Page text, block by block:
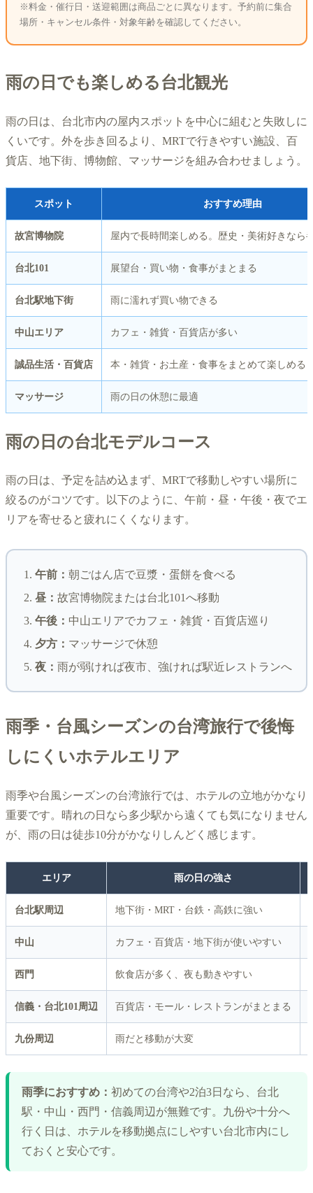
※料金・催行日・送迎範囲は商品ごとに異なります。予約前に集合
場所・キャンセル条件・対象年齢を確認してください。
雨の日でも楽しめる台北観光
雨の日は、台北市内の屋内スポットを中心に組むと失敗しに
くいです。外を歩き回るより、MRTで行きやすい施設、百
貨店、地下街、博物館、マッサージを組み合わせましょう。
スポット おすすめ理由
故宮博物院 屋内で長時間楽しめる。歴史・美術好きなら
台北101 展望台・買い物・食事がまとまる
台北駅地下街 雨に濡れず買い物できる
中山エリア カフェ・雑貨・百貨店が多い
誠品生活・百貨店 本・雑貨・お土産・食事をまとめて楽しめる
マッサージ 雨の日の休憩に最適
雨の日の台北モデルコース
雨の日は、予定を詰め込まず、MRTで移動しやすい場所に
絞るのがコツです。以下のように、午前・昼・午後・夜でエ
リアを寄せると疲れにくくなります。
午前： 朝ごはん店で豆漿・蛋餅を食べる
昼： 故宮博物院または台北101へ移動
午後： 中山エリアでカフェ・雑貨・百貨店巡り
夕方： マッサージで休憩
夜： 雨が弱ければ夜市、強ければ駅近レストランへ
雨季・台風シーズンの台湾旅行で後悔
しにくいホテルエリア
雨季や台風シーズンの台湾旅行では、ホテルの立地がかなり
重要です。晴れの日なら多少駅から遠くても気になりません
が、雨の日は徒歩10分がかなりしんどく感じます。
エリア 雨の日の強さ
台北駅周辺 地下街・MRT・台鉄・高鉄に強い
中山 カフェ・百貨店・地下街が使いやすい
西門 飲食店が多く、夜も動きやすい
信義・台北101周辺 百貨店・モール・レストランがまとまる
九份周辺 雨だと移動が大変
雨季におすすめ： 初めての台湾や2泊3日なら、台北
駅・中山・西門・信義周辺が無難です。九份や十分へ
行く日は、ホテルを移動拠点にしやすい台北市内にし
ておくと安心です。